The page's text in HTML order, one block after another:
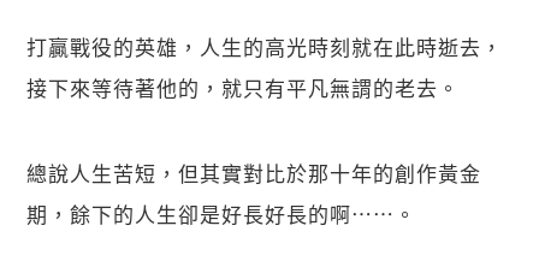
打贏戰役的英雄，人生的高光時刻就在此時逝去，
接下來等待著他的，就只有平凡無謂的老去。
總說人生苦短，但其實對比於那十年的創作黃金
期，餘下的人生卻是好長好長的啊⋯⋯。